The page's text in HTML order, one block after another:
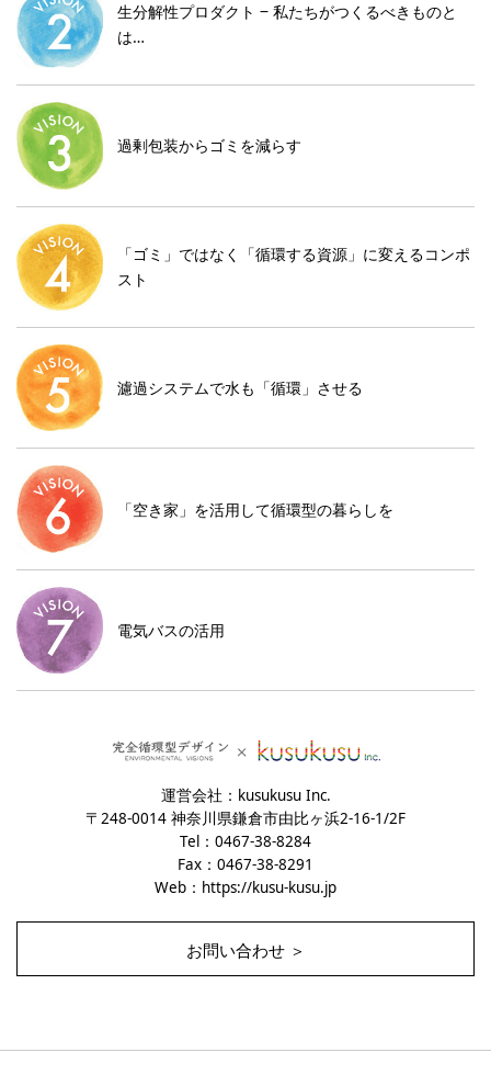
生分解性プロダクト ‒ 私たちがつくるべきものと
は…
過剰包装からゴミを減らす
「ゴミ」ではなく「循環する資源」に変えるコンポ
スト
濾過システムで水も「循環」させる
「空き家」を活用して循環型の暮らしを
電気バスの活用
運営会社：kusukusu Inc.
〒248-0014 神奈川県鎌倉市由比ヶ浜2-16-1/2F
Tel：0467-38-8284
Fax：0467-38-8291
Web： https://kusu-kusu.jp
お問い合わせ ＞